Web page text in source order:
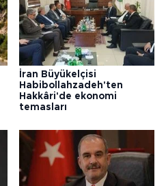
İran Büyükelçisi
Habibollahzadeh'ten
Hakkâri'de ekonomi
temasları